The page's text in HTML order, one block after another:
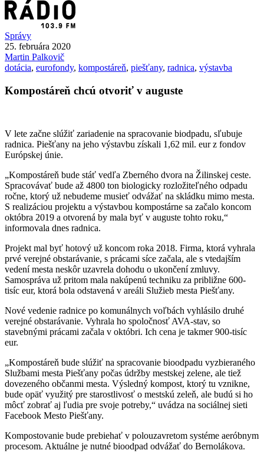
Správy
25. februára 2020
Martin Palkovič
dotácia, eurofondy, kompostáreň, piešťany, radnica, výstavba
Kompostáreň chcú otvoriť v auguste
V lete začne slúžiť zariadenie na spracovanie biodpadu, sľubuje
radnica. Piešťany na jeho výstavbu získali 1,62 mil. eur z fondov
Európskej únie.
„Kompostáreň bude stáť vedľa Zberného dvora na Žilinskej ceste.
Spracovávať bude až 4800 ton biologicky rozložiteľného odpadu
ročne, ktorý už nebudeme musieť odvážať na skládku mimo mesta.
S realizáciou projektu a výstavbou kompostárne sa začalo koncom
októbra 2019 a otvorená by mala byť v auguste tohto roku,“
informovala dnes radnica.
Projekt mal byť hotový už koncom roka 2018. Firma, ktorá vyhrala
prvé verejné obstarávanie, s prácami síce začala, ale s vtedajším
vedení mesta neskôr uzavrela dohodu o ukončení zmluvy.
Samospráva už pritom mala nakúpenú techniku za približne 600-
tisíc eur, ktorá bola odstavená v areáli Služieb mesta Piešťany.
Nové vedenie radnice po komunálnych voľbách vyhlásilo druhé
verejné obstarávanie. Vyhrala ho spoločnosť AVA-stav, so
stavebnými prácami začala v októbri. Ich cena je takmer 900-tisíc
eur.
„Kompostáreň bude slúžiť na spracovanie bioodpadu vyzbieraného
Službami mesta Piešťany počas údržby mestskej zelene, ale tiež
dovezeného občanmi mesta. Výsledný kompost, ktorý tu vznikne,
bude opäť využitý pre starostlivosť o mestskú zeleň, ale budú si ho
môcť zobrať aj ľudia pre svoje potreby,“ uvádza na sociálnej sieti
Facebook Mesto Piešťany.
Kompostovanie bude prebiehať v polouzavretom systéme aeróbnym
procesom. Aktuálne je nutné bioodpad odvážať do Bernolákova.